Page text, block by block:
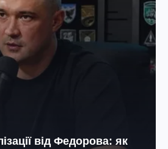
від Федорова: як